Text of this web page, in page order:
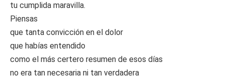
tu cumplida maravilla.
Piensas
que tanta convicción en el dolor
que habías entendido
como el más certero resumen de esos días
no era tan necesaria ni tan verdadera